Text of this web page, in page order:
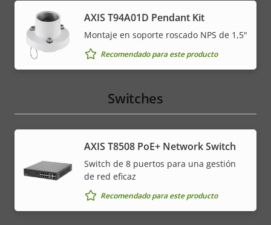
AXIS T94A01D Pendant Kit
Montaje en soporte roscado NPS de 1,5"
Recomendado para este producto
Switches
AXIS T8508 PoE+ Network Switch
Switch de 8 puertos para una gestión
de red eficaz
Recomendado para este producto